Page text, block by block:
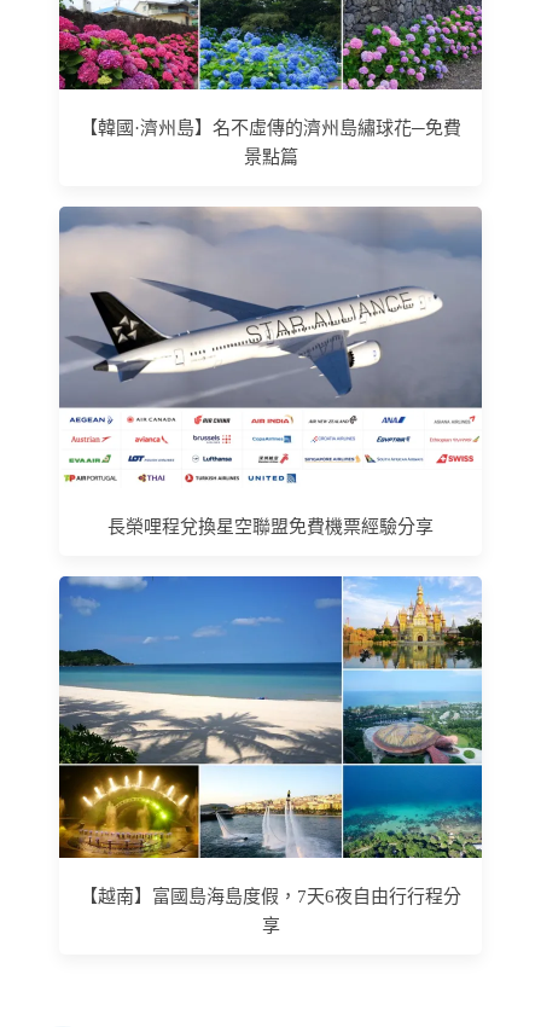
【韓國·濟州島】名不虛傳的濟州島繡球花─免費
景點篇
長榮哩程兌換星空聯盟免費機票經驗分享
【越南】富國島海島度假，7天6夜自由行行程分
享